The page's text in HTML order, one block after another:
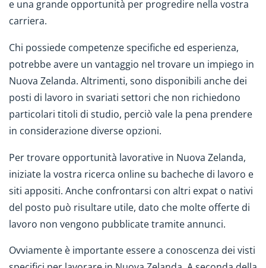
e una grande opportunità per progredire nella vostra
carriera.
Chi possiede competenze specifiche ed esperienza,
potrebbe avere un vantaggio nel trovare un impiego in
Nuova Zelanda. Altrimenti, sono disponibili anche dei
posti di lavoro in svariati settori che non richiedono
particolari titoli di studio, perciò vale la pena prendere
in considerazione diverse opzioni.
Per trovare opportunità lavorative in Nuova Zelanda,
iniziate la vostra ricerca online su bacheche di lavoro e
siti appositi. Anche confrontarsi con altri expat o nativi
del posto può risultare utile, dato che molte offerte di
lavoro non vengono pubblicate tramite annunci.
Ovviamente è importante essere a conoscenza dei visti